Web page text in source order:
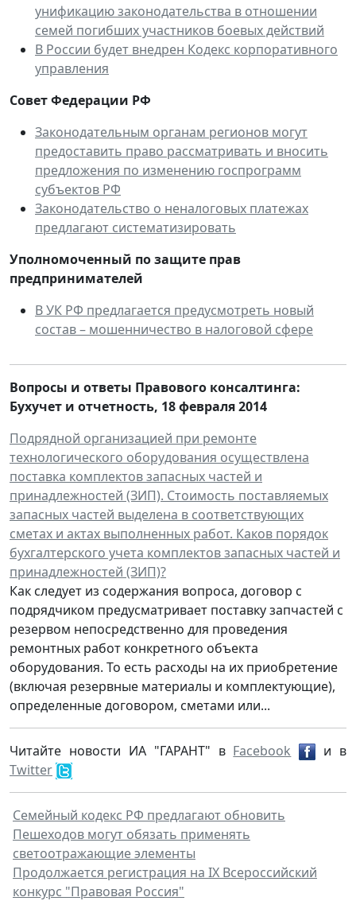
унификацию законодательства в отношении
семей погибших участников боевых действий
В России будет внедрен Кодекс корпоративного
управления
Совет Федерации РФ
Законодательным органам регионов могут
предоставить право рассматривать и вносить
предложения по изменению госпрограмм
субъектов РФ
Законодательство о неналоговых платежах
предлагают систематизировать
Уполномоченный по защите прав
предпринимателей
В УК РФ предлагается предусмотреть новый
состав – мошенничество в налоговой сфере
Вопросы и ответы Правового консалтинга:
Бухучет и отчетность, 18 февраля 2014
Подрядной организацией при ремонте
технологического оборудования осуществлена
поставка комплектов запасных частей и
принадлежностей (ЗИП). Стоимость поставляемых
запасных частей выделена в соответствующих
сметах и актах выполненных работ. Каков порядок
бухгалтерского учета комплектов запасных частей и
принадлежностей (ЗИП)?
Как следует из содержания вопроса, договор с
подрядчиком предусматривает поставку запчастей с
резервом непосредственно для проведения
ремонтных работ конкретного объекта
оборудования. То есть расходы на их приобретение
(включая резервные материалы и комплектующие),
определенные договором, сметами или...
Читайте новости ИА "ГАРАНТ" в Facebook
и в
Twitter
Семейный кодекс РФ предлагают обновить
Пешеходов могут обязать применять
светоотражающие элементы
Продолжается регистрация на IX Всероссийский
конкурс "Правовая Россия"